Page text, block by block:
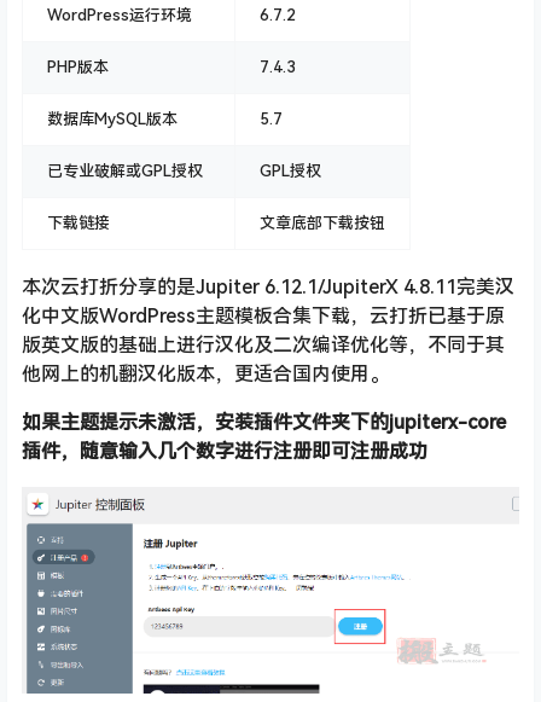
WordPress运行环境 6.7.2
PHP版本 7.4.3
数据库MySQL版本 5.7
已专业破解或GPL授权 GPL授权
下载链接 文章底部下载按钮
本次云打折分享的是Jupiter 6.12.1/JupiterX 4.8.11完美汉
化中文版WordPress主题模板合集下载，云打折已基于原
版英文版的基础上进行汉化及二次编译优化等，不同于其
他网上的机翻汉化版本，更适合国内使用。
如果主题提示未激活，安装插件文件夹下的jupiterx-core
插件，随意输入几个数字进行注册即可注册成功